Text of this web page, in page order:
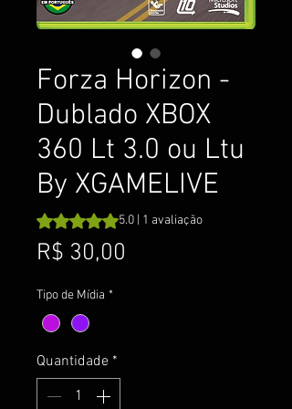
Forza Horizon -
Dublado XBOX
360 Lt 3.0 ou Ltu
By XGAMELIVE
A classificação é 5.0 de 5 estrelas
5.0 | 1 avaliação
R$ 30,00
Tipo de Mídia *
Quantidade *